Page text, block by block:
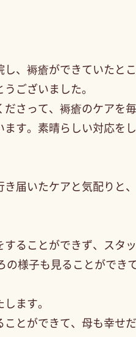
、褥瘡ができていたと
ございました。
さって、褥瘡のケアを
す。素晴らしい対応を
届いたケアと気配りと
ることができず、スタ
様子も見ることができ
ます。
とができて、母も幸せだ